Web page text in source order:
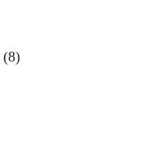
(8)